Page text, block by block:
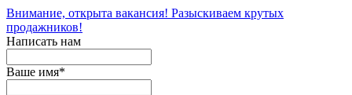
Внимание, открыта вакансия! Разыскиваем крутых
продажников!
Написать нам
Ваше имя*